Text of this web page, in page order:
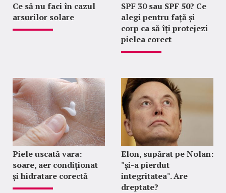
Ce să nu faci în cazul
arsurilor solare
SPF 30 sau SPF 50? Ce
alegi pentru față și
corp ca să îți protejezi
pielea corect
Piele uscată vara:
soare, aer condiționat
și hidratare corectă
Elon, supărat pe Nolan:
"şi-a pierdut
integritatea". Are
dreptate?